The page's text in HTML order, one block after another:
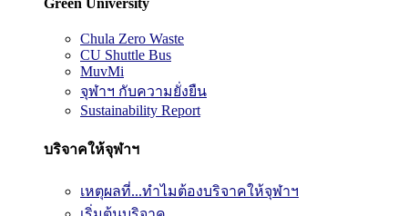
Chula Zero Waste
CU Shuttle Bus
MuvMi
จุฬาฯ กับความยั่งยืน
Sustainability Report
บริจาคให้จุฬาฯ
เหตุผลที่...ทำไมต้องบริจาคให้จุฬาฯ